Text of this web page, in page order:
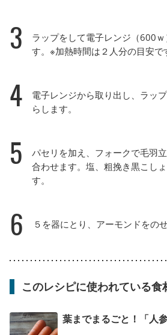
3
ラップをして電子レンジ（600
す。※加熱時間は２人分の目安で
4
電子レンジから取り出し、ラッ
らします。
5
パセリを加え、フォークで毛羽
合わせます。塩、粗挽き黒こし
す。
6 ５を器にとり、アーモンドをの
このレシピに使われている食
葉までまるごと！「人